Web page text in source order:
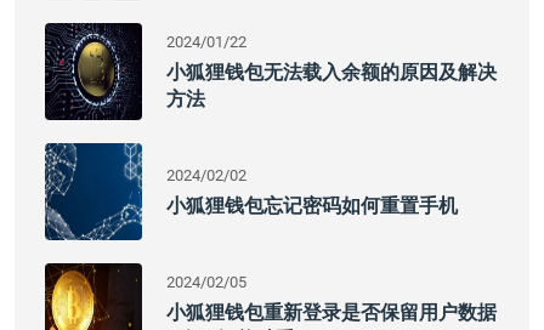
2024/01/22
小狐狸钱包无法载入余额的原因及解决
方法
2024/02/02
小狐狸钱包忘记密码如何重置手机
2024/02/05
小狐狸钱包重新登录是否保留用户数据